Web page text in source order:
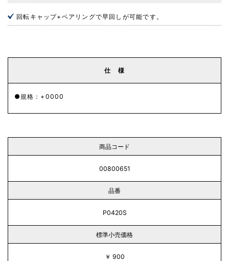
回転キャップ+ベアリングで早回しが可能です。
仕 様
規格：+0000
商品コード
00800651
品番
P0420S
標準小売価格
￥ 900